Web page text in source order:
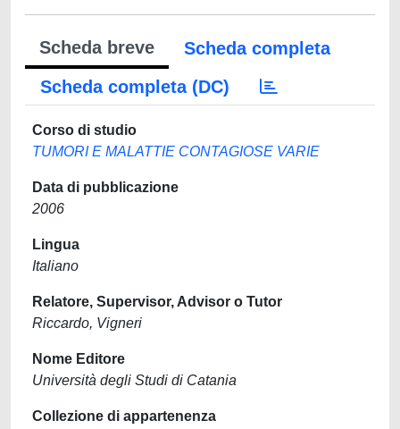
Scheda breve
Scheda completa
Scheda completa (DC)
Corso di studio
TUMORI E MALATTIE CONTAGIOSE VARIE
Data di pubblicazione
2006
Lingua
Italiano
Relatore, Supervisor, Advisor o Tutor
Riccardo, Vigneri
Nome Editore
Università degli Studi di Catania
Collezione di appartenenza